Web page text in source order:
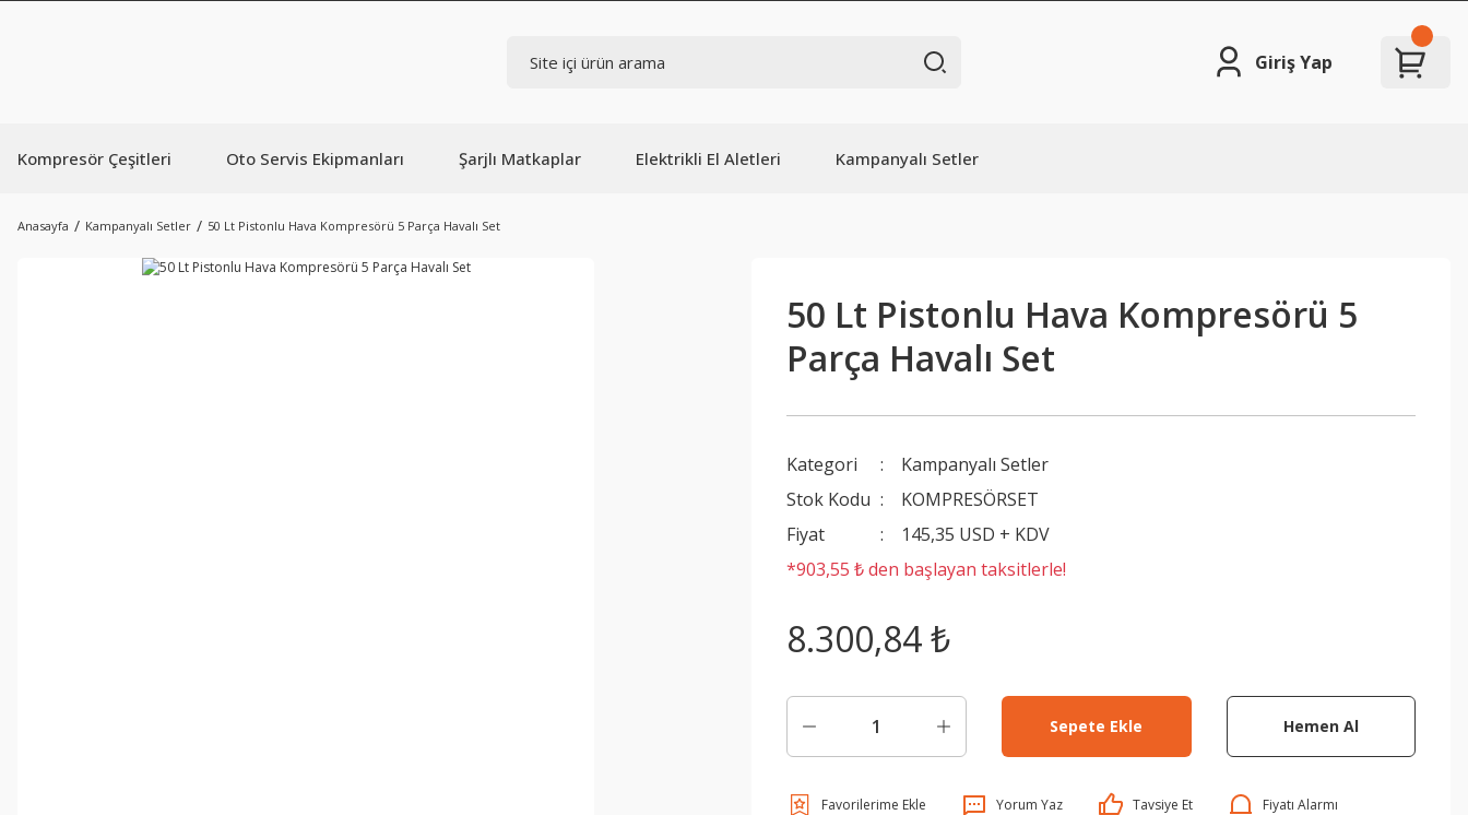
Giriş Yap
Kompresör Çeşitleri Oto Servis Ekipmanları Şarjlı Matkaplar Elektrikli El Aletleri Kampanyalı Setler
Anasayfa Kampanyalı Setler 50 Lt Pistonlu Hava Kompresörü 5 Parça Havalı Set
50 Lt Pistonlu Hava Kompresörü 5
Parça Havalı Set
Kategori
Kampanyalı Setler
Stok Kodu
KOMPRESÖRSET
Fiyat
145,35 USD + KDV
*903,55 ₺ den başlayan taksitlerle!
8.300,84 ₺
Sepete Ekle Hemen Al
Yorum Yaz Tavsiye Et Fiyatı Alarmı